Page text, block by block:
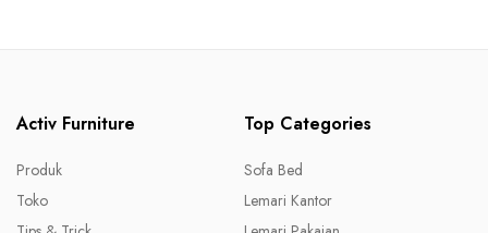
Activ Furniture
Produk
Toko
Top Categories
Sofa Bed
Lemari Kantor